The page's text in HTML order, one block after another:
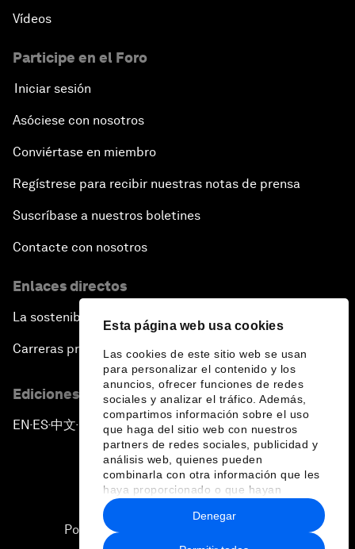
Esta página web usa cookies
Las cookies de este sitio web se usan
para personalizar el contenido y los
anuncios, ofrecer funciones de redes
sociales y analizar el tráfico. Además,
compartimos información sobre el uso
que haga del sitio web con nuestros
partners de redes sociales, publicidad y
análisis web, quienes pueden
combinarla con otra información que les
haya proporcionado o que hayan
recopilado a partir del uso que haya
hecho de sus servicios.
Denegar
Vídeos
Participe en el Foro
Iniciar sesión
Asóciese con nosotros
Conviértase en miembro
Regístrese para recibir nuestras notas de prensa
Suscríbase a nuestros boletines
Contacte con nosotros
Enlaces directos
La sostenibilidad en el Foro
Carreras profesionales
Ediciones en otros idiomas
EN ▪ ES▪中文▪ 日本語
Política de privacidad y normas de uso